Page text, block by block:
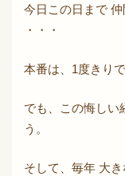
今日この日まで
・・・
本番は、1度きりで
でも、この悔しい
う。
そして、毎年 大